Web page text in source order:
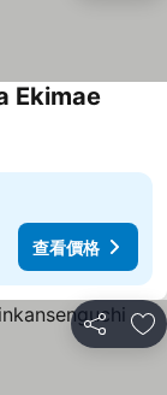
Ekimae
查看價格
分享 加